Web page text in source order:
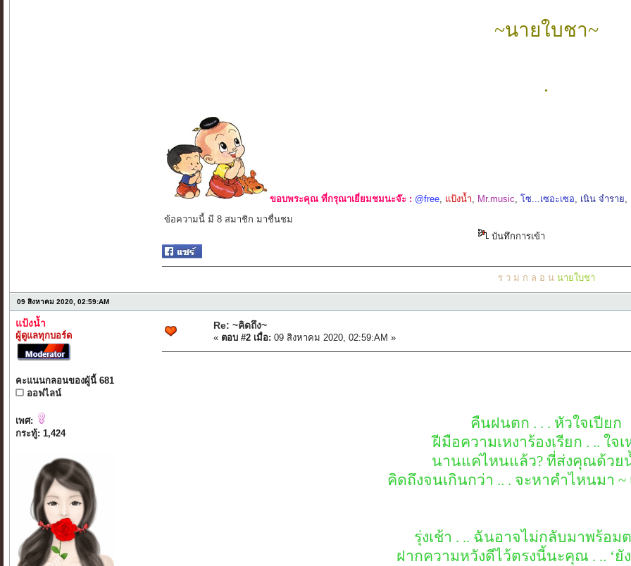
~นายใบชา~
.
ขอบพระคุณ ที่กรุณาเยี่ยมชมนะจ๊ะ : @free, แป้งน้ำ, Mr.music,โซ...เซอะเซอ, เนิน จำราย,
ข้อความนี้ มี 8 สมาชิก มาชื่นชม
บันทึกการเข้า
ร ว ม ก ล อ น นายใบชา
09 สิงหาคม 2020, 02:59:AM
แป้งน้ำ
ผู้ดูแลทุกบอร์ด
คะแนนกลอนของผู้นี้ 681
ออฟไลน์
เพศ:
กระทู้: 1,424
Re: ~คิดถึง~
« ตอบ #2 เมื่อ: 09 สิงหาคม 2020, 02:59:AM »
คืนฝนตก . . . หัวใจเปียก
ฝีมือความเหงาร้องเรียก . .. ใจเ
นานแค่ไหนแล้ว? ที่ส่งคุณด้วย
คิดถึงจนเกินกว่า .. . จะหาคำไหนมา ~
รุ่งเช้า . .. ฉันอาจไม่กลับมาพร้อม
ฝากความหวังดีไว้ตรงนี้นะคุณ . .. ‘ยั